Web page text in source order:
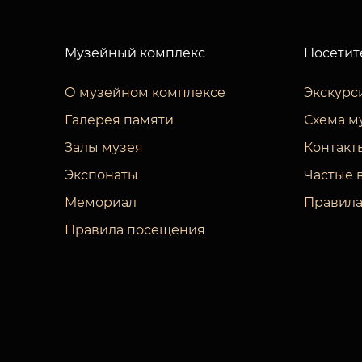
Музейный комплекс
О музейном комплексе
Галерея памяти
Залы музея
Экспонаты
Мемориал
Правила посещения
Схема
Частые